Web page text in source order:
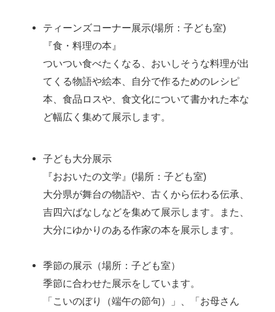
ティーンズコーナー展示(場所：子ども室)
『食・料理の本』
ついつい食べたくなる、おいしそうな料理が出
てくる物語や絵本、自分で作るためのレシピ
本、食品ロスや、食文化について書かれた本な
ど幅広く集めて展示します。
子ども大分展示
『おおいたの文学』(場所：子ども室)
大分県が舞台の物語や、古くから伝わる伝承、
吉四六ばなしなどを集めて展示します。また、
大分にゆかりのある作家の本を展示します。
季節の展示（場所：子ども室）
季節に合わせた展示をしています。
「こいのぼり（端午の節句）」、「お母さん